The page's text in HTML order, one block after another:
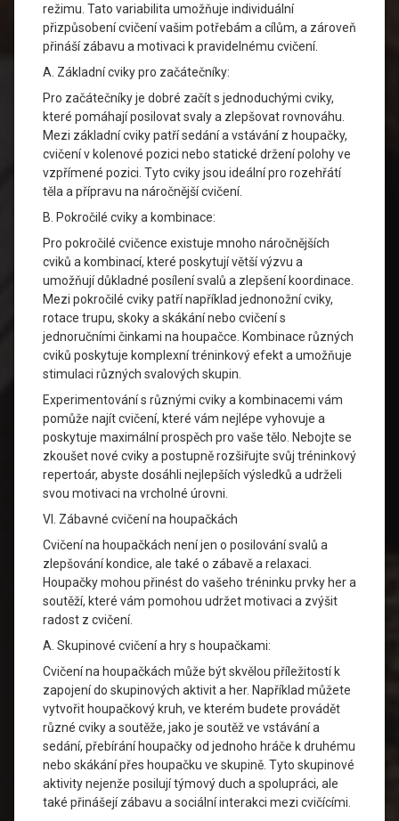
režimu. Tato variabilita umožňuje individuální
přizpůsobení cvičení vašim potřebám a cílům, a zároveň
přináší zábavu a motivaci k pravidelnému cvičení.
A. Základní cviky pro začátečníky:
Pro začátečníky je dobré začít s jednoduchými cviky,
které pomáhají posilovat svaly a zlepšovat rovnováhu.
Mezi základní cviky patří sedání a vstávání z houpačky,
cvičení v kolenové pozici nebo statické držení polohy ve
vzpřímené pozici. Tyto cviky jsou ideální pro rozehřátí
těla a přípravu na náročnější cvičení.
B. Pokročilé cviky a kombinace:
Pro pokročilé cvičence existuje mnoho náročnějších
cviků a kombinací, které poskytují větší výzvu a
umožňují důkladné posílení svalů a zlepšení koordinace.
Mezi pokročilé cviky patří například jednonožní cviky,
rotace trupu, skoky a skákání nebo cvičení s
jednoručními činkami na houpačce. Kombinace různých
cviků poskytuje komplexní tréninkový efekt a umožňuje
stimulaci různých svalových skupin.
Experimentování s různými cviky a kombinacemi vám
pomůže najít cvičení, které vám nejlépe vyhovuje a
poskytuje maximální prospěch pro vaše tělo. Nebojte se
zkoušet nové cviky a postupně rozšiřujte svůj tréninkový
repertoár, abyste dosáhli nejlepších výsledků a udrželi
svou motivaci na vrcholné úrovni.
VI. Zábavné cvičení na houpačkách
Cvičení na houpačkách není jen o posilování svalů a
zlepšování kondice, ale také o zábavě a relaxaci.
Houpačky mohou přinést do vašeho tréninku prvky her a
soutěží, které vám pomohou udržet motivaci a zvýšit
radost z cvičení.
A. Skupinové cvičení a hry s houpačkami:
Cvičení na houpačkách může být skvělou příležitostí k
zapojení do skupinových aktivit a her. Například můžete
vytvořit houpačkový kruh, ve kterém budete provádět
různé cviky a soutěže, jako je soutěž ve vstávání a
sedání, přebírání houpačky od jednoho hráče k druhému
nebo skákání přes houpačku ve skupině. Tyto skupinové
aktivity nejenže posilují týmový duch a spolupráci, ale
také přinášejí zábavu a sociální interakci mezi cvičícími.